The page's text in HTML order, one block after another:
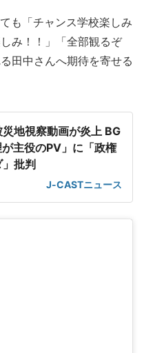
も「チャンス学校楽しみ
み！！」「全部観るぞ
田中さんへ期待を寄せる
地視察動画が炎上 BG
主役のPV」に「政権
批判
J-CASTニュース